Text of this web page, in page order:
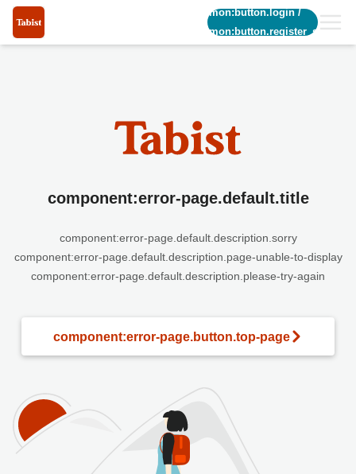
common:button.login/
common:button.register_short
component:error-page.default.title
component:error-page.default.description.sorry
component:error-page.default.description.page-unable-to-display
component:error-page.default.description.please-try-again
component:error-page.button.top-page